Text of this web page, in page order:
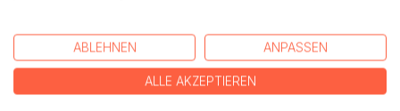
Der Schmalkaldische Bund ein Zusammenschluss Fürsten,
die des Protestantismus es taten oder eher des Beistzes
wegen?
ABLEHNEN ANPASSEN
ALLE AKZEPTIEREN